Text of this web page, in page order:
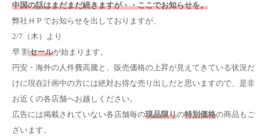
中国の話はまだまだ続きますが・・ここでお知らせを。
弊社ＨＰでお知らせを出しておりますが、
2/7（木）より
早 割セールが始まります。
円安・海外の人件費高騰と、販売価格の上昇が見えてきている状況だ
けに現在計画中の方には絶対お得な売り出しだと思いますので、是非
お近くの各店舗へお越しください。
広告には掲載されていない各店舗毎の現品限りの特別価格の商品もご
ざいます。